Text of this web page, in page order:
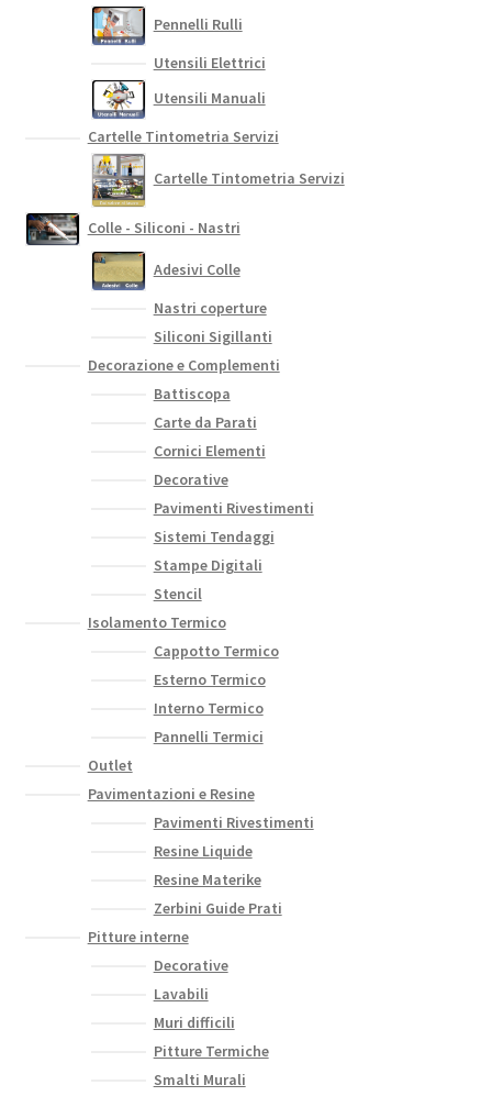
Pennelli Rulli
Utensili Elettrici
Utensili Manuali
Cartelle Tintometria Servizi
Cartelle Tintometria Servizi
Colle - Siliconi - Nastri
Adesivi Colle
Nastri coperture
Siliconi Sigillanti
Decorazione e Complementi
Battiscopa
Carte da Parati
Cornici Elementi
Decorative
Pavimenti Rivestimenti
Sistemi Tendaggi
Stampe Digitali
Stencil
Isolamento Termico
Cappotto Termico
Esterno Termico
Interno Termico
Pannelli Termici
Outlet
Pavimentazioni e Resine
Pavimenti Rivestimenti
Resine Liquide
Resine Materike
Zerbini Guide Prati
Pitture interne
Decorative
Lavabili
Muri difficili
Pitture Termiche
Smalti Murali